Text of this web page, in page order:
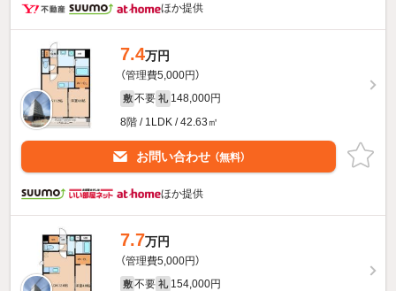
ほか提供
7.4万円
（管理費5,000円）
敷 不要 礼 148,000円
8階 / 1LDK / 42.63㎡
お問い合わせ （無料）
ほか提供
7.7万円
（管理費5,000円）
敷 不要 礼 154,000円